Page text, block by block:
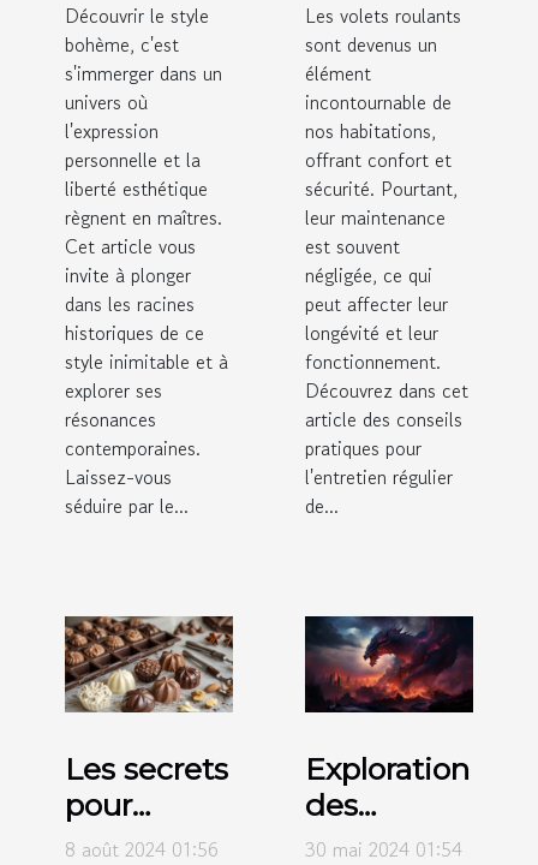
modernes
Découvrir le style
bohème, c'est
s'immerger dans un
univers où
l'expression
personnelle et la
liberté esthétique
règnent en maîtres.
Cet article vous
invite à plonger
dans les racines
historiques de ce
style inimitable et à
explorer ses
résonances
contemporaines.
Laissez-vous
séduire par le...
des volets
roulants
Les volets roulants
sont devenus un
élément
incontournable de
nos habitations,
offrant confort et
sécurité. Pourtant,
leur maintenance
est souvent
négligée, ce qui
peut affecter leur
longévité et leur
fonctionnement.
Découvrez dans cet
article des conseils
pratiques pour
l'entretien régulier
de...
Les secrets
pour
réussir le
8 août 2024 01:56
Exploration
des
tendances
30 mai 2024 01:54